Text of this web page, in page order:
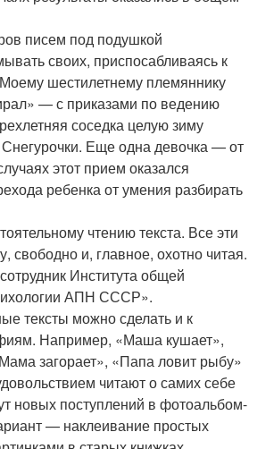
писем под подушкой
своих, приспосабливаясь к
шестилетнему племяннику
— с приказами по ведению
соседка целую зиму
Еще одна девочка — от
этот прием оказался
ребенка от умения разбирать
чтению текста. Все эти
свободно и, главное, охотно читая.
Института общей
АПН СССР».
тексты можно сделать и к
Например, «Маша кушает»,
загорает», «Папа ловит рыбу»
читают о самих себе
новых поступлений в фотоальбом-
— наклеивание простых